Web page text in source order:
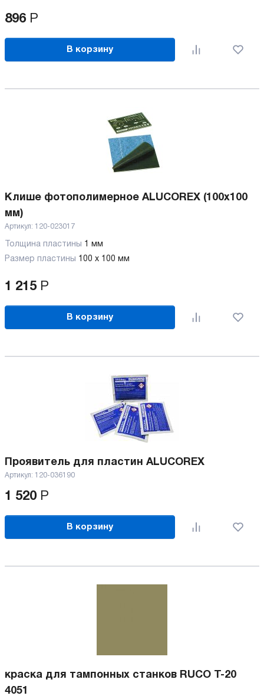
896 Р
В корзину
Клише фотополимерное ALUCOREX (100х100
мм)
Артикул: 120-023017
Толщина пластины 1 мм
Размер пластины 100 х 100 мм
1 215 Р
В корзину
Проявитель для плаcтин ALUCOREX
Артикул: 120-036190
1 520 Р
В корзину
краска для тампонных станков RUCO T-20
4051